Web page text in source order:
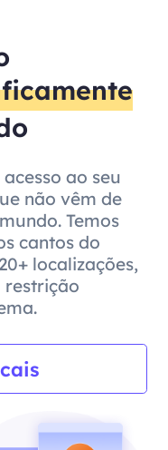
ao seu
não vêm de
Temos
cantos do
localizações,
restrição